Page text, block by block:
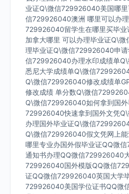
业证Q\微信729926040美国哪
信729926040澳洲 哪里可以办
729926040留学生在哪里买毕
加拿大哪里 可以办理毕业证Q\
理毕业证Q\微信729926040申
信729926040办理水印成绩单
悉尼大学成绩单Q\微信
Q\微信729926040修改成绩单
修改成绩 单分数Q\微信
Q\微信729926040如何拿到国
729926040快速拿到国外文凭
办理国外毕业证Q\微信
Q\微信729926040假文凭网上
哪里专业办国外假毕业证QQ微
通知书办理QQ微信729926040
729926040国外模版QQ微信
证QQ微信729926040英国大学
729926040美国学位证书QQ微